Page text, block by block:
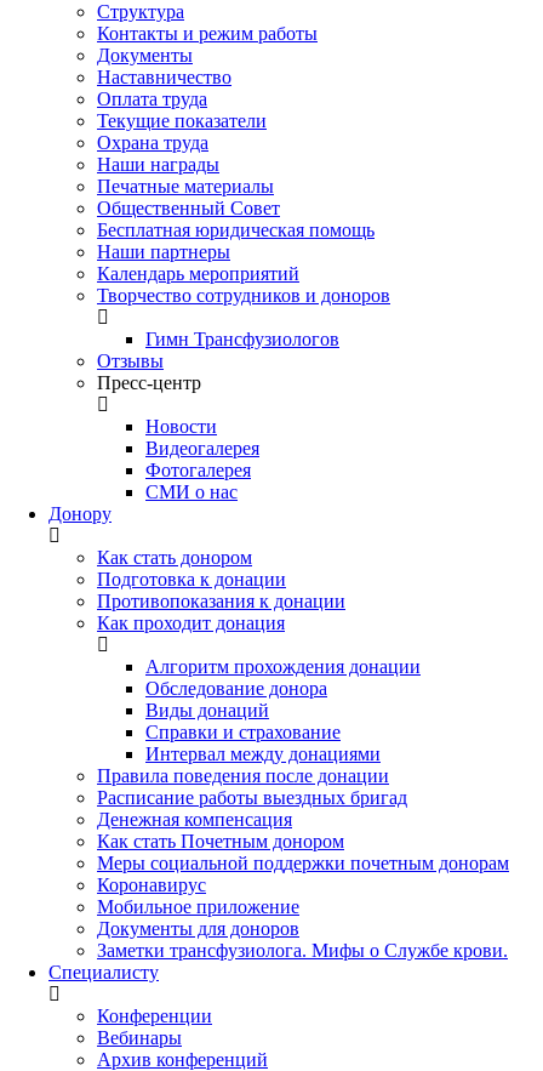
Структура
Контакты и режим работы
Документы
Наставничество
Оплата труда
Текущие показатели
Охрана труда
Наши награды
Печатные материалы
Общественный Совет
Бесплатная юридическая помощь
Наши партнеры
Календарь мероприятий
Творчество сотрудников и доноров
Гимн Трансфузиологов
Отзывы
Пресс-центр
Новости
Видеогалерея
Фотогалерея
СМИ о нас
Донору
Как стать донором
Подготовка к донации
Противопоказания к донации
Как проходит донация
Алгоритм прохождения донации
Обследование донора
Виды донаций
Справки и страхование
Интервал между донациями
Правила поведения после донации
Расписание работы выездных бригад
Денежная компенсация
Как стать Почетным донором
Меры социальной поддержки почетным донорам
Коронавирус
Мобильное приложение
Документы для доноров
Заметки трансфузиолога. Мифы о Службе крови.
Специалисту
Конференции
Вебинары
Архив конференций